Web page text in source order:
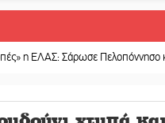
Σάρωσε Πελοπόννησο και